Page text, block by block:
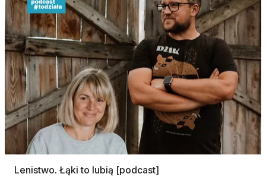
Lenistwo. Łąki to lubią [podcast]